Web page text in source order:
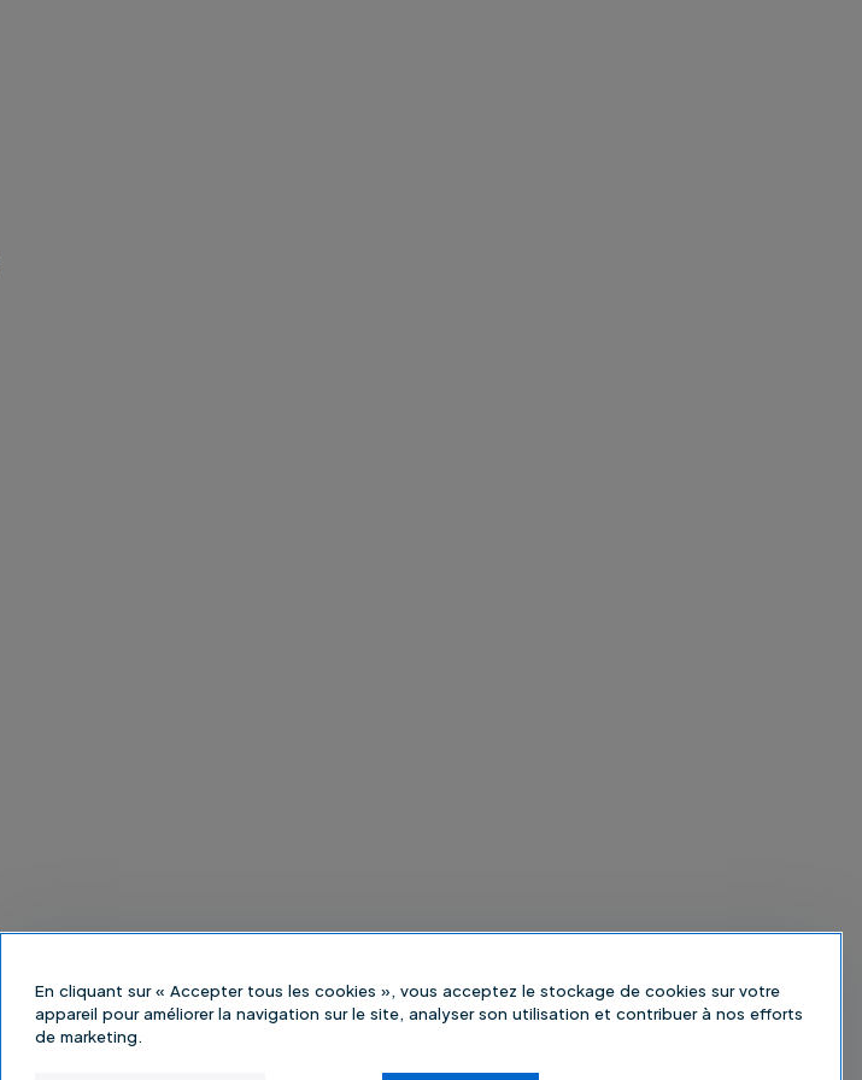
En cliquant sur « Accepter tous les cookies », vous acceptez le stockage de cookies sur votre
appareil pour améliorer la navigation sur le site, analyser son utilisation et contribuer à nos efforts
de marketing.